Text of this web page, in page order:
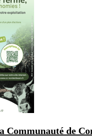
Communauté de